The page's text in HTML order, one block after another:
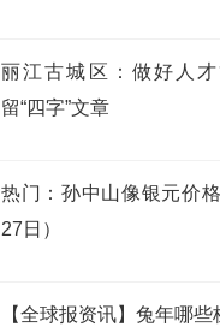
丽江古城区：做好人才
留“四字”文章
热门：孙中山像银元价
27日）
【全球报资讯】兔年哪